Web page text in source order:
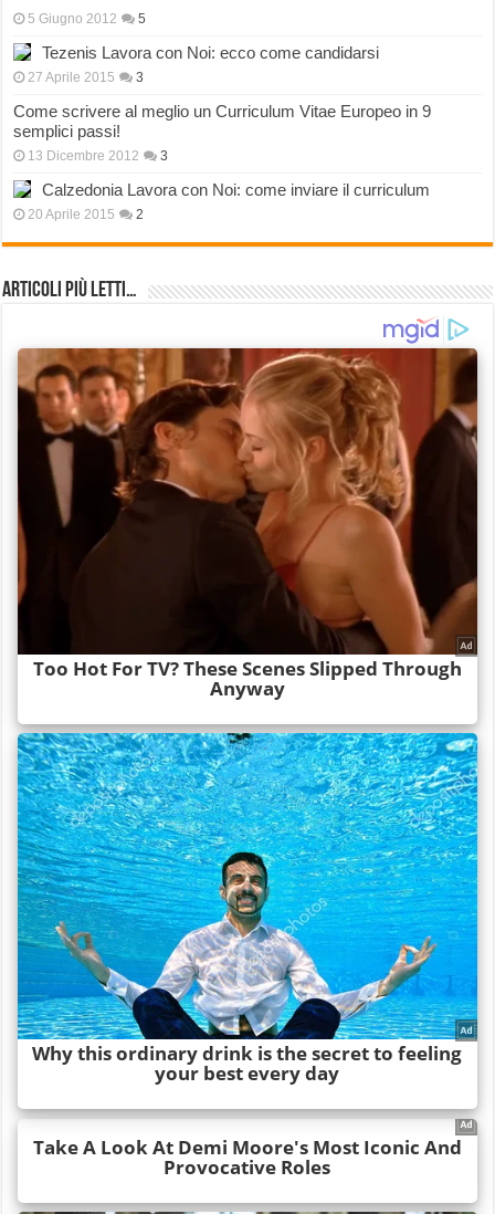
5 Giugno 2012 5
Tezenis Lavora con Noi: ecco come candidarsi
27 Aprile 2015 3
Come scrivere al meglio un Curriculum Vitae Europeo in 9
semplici passi!
13 Dicembre 2012 3
Calzedonia Lavora con Noi: come inviare il curriculum
20 Aprile 2015 2
Articoli più Letti…